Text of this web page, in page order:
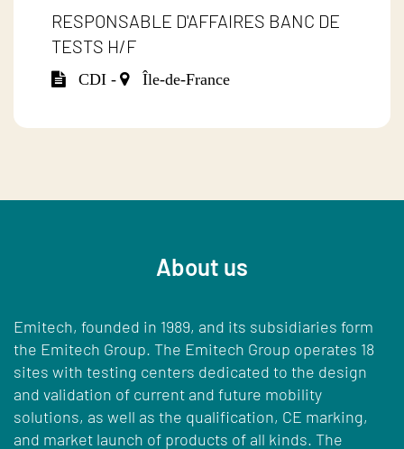
RESPONSABLE D'AFFAIRES BANC DE
TESTS H/F
CDI - Île-de-France
About us
Emitech, founded in 1989, and its subsidiaries form
the Emitech Group. The Emitech Group operates 18
sites with testing centers dedicated to the design
and validation of current and future mobility
solutions, as well as the qualification, CE marking,
and market launch of products of all kinds. The